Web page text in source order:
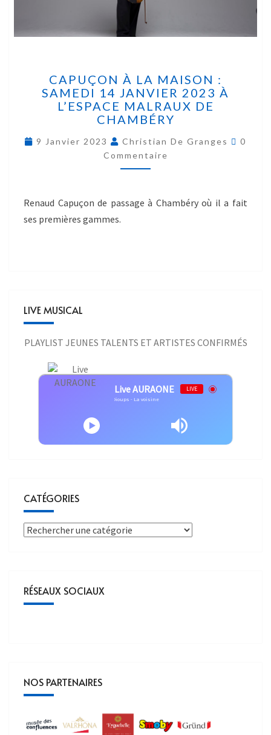
CAPUÇON À LA MAISON :
SAMEDI 14 JANVIER 2023 À
L’ESPACE MALRAUX DE
CHAMBÉRY
9 Janvier 2023 Christian De Granges
0
Commentaire
Renaud Capuçon de passage à Chambéry où il a fait
ses premières gammes.
LIVE MUSICAL
PLAYLIST JEUNES TALENTS ET ARTISTES CONFIRMÉS
Live AURAONE LIVE
Guillaume Dioups - La voisine
CATÉGORIES
RÉSEAUX SOCIAUX
NOS PARTENAIRES